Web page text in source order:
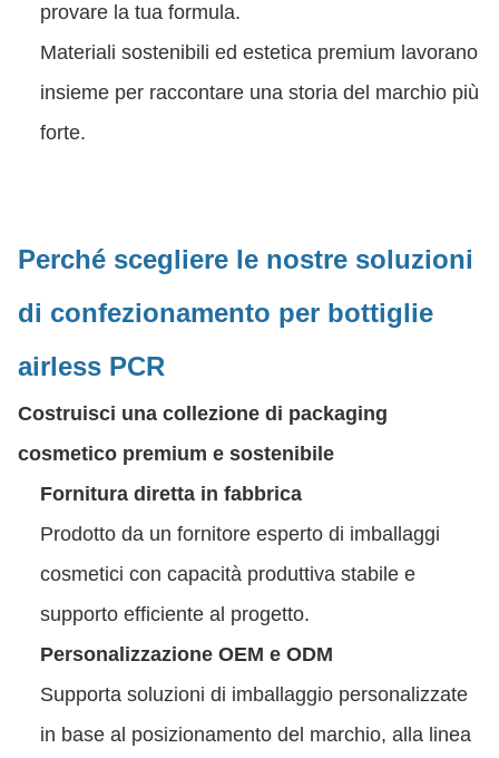
provare la tua formula.
Materiali sostenibili ed estetica premium lavorano
insieme per raccontare una storia del marchio più
forte.
Perché scegliere le nostre soluzioni
di confezionamento per bottiglie
airless PCR
Costruisci una collezione di packaging
cosmetico premium e sostenibile
Fornitura diretta in fabbrica
Prodotto da un fornitore esperto di imballaggi
cosmetici con capacità produttiva stabile e
supporto efficiente al progetto.
Personalizzazione OEM e ODM
Supporta soluzioni di imballaggio personalizzate
in base al posizionamento del marchio, alla linea